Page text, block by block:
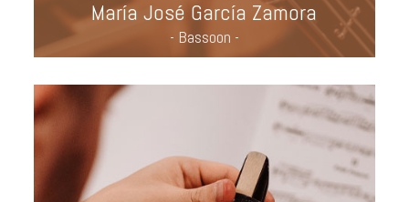
María José García Zamora
- Bassoon -